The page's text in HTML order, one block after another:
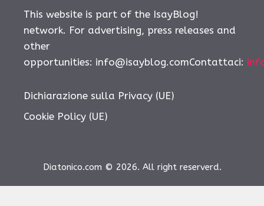
This website is part of the IsayBlog!
network. For advertising, press releases and
other
opportunities: info@isayblog.comContattaci:
Dichiarazione sulla Privacy (UE)
Cookie Policy (UE)
Diatonico.com © 2026. All right reserverd.